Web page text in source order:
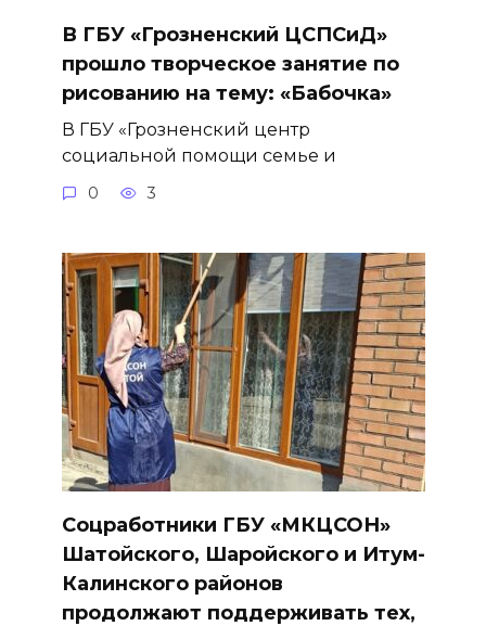
В ГБУ «Грозненский ЦСПСиД»
прошло творческое занятие по
рисованию на тему: «Бабочка»
В ГБУ «Грозненский центр
социальной помощи семье и
0 3
Соцработники ГБУ «МКЦСОН»
Шатойского, Шаройского и Итум-
Калинского районов
продолжают поддерживать тех,